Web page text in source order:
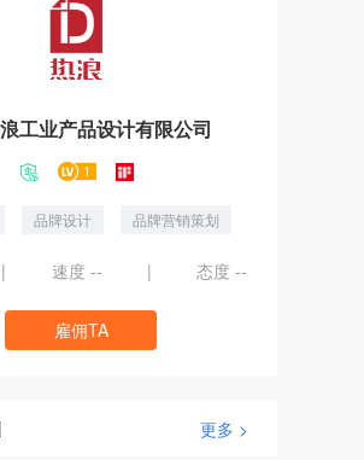
工业产品设计有限公司
品牌设计 品牌营销策划
| 速度 -- | 态度 --
雇佣TA
更多 >